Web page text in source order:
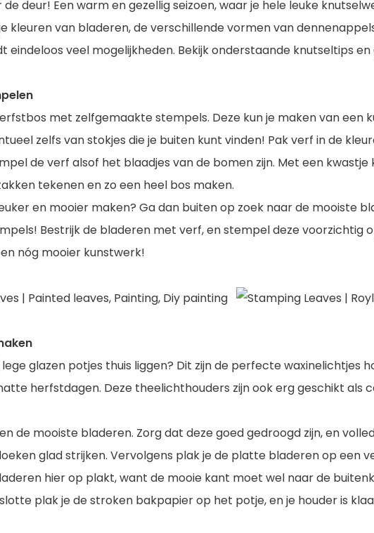
deur! Een warm en gezellig seizoen, waar je hele leuke
kleuren van bladeren, de verschillende vormen van
eindeloos veel mogelijkheden. Bekijk onderstaande knutseltips en
met zelfgemaakte stempels. Deze kun je maken van een
zelfs van stokjes die je buiten kunt vinden! Pak verf in de
de verf alsof het blaadjes van de bomen zijn. Met een kwastje
tekenen en zo een heel bos maken.
en mooier maken? Ga dan buiten op zoek naar de mooiste
Bestrijk de bladeren met verf, en stempel deze voorzichtig
nóg mooier kunstwerk!
glazen potjes thuis liggen? Dit zijn de perfecte waxinelichtjes
herfstdagen. Deze theelichthouders zijn ook erg geschikt als
de mooiste bladeren. Zorg dat deze goed gedroogd zijn, en
glad strijken. Vervolgens plak je de platte bladeren op een
hier op plakt, want de mooie kant moet wel naar de
plak je de stroken bakpapier op het potje, en je houder is